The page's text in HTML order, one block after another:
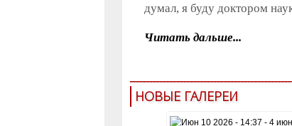
думал, я буду доктором
Читать дальше...
НОВЫЕ ГАЛЕРЕИ